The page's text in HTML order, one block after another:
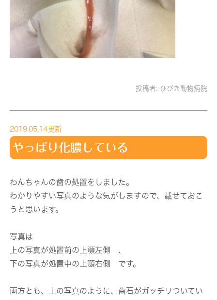
投稿者: ひびき動物病院
2019.05.14更新
やっぱり化膿している
わんちゃんの歯の処置をしました。
わかりやすい写真のような気がしますので、載せておこ
うと思います。
写真は
上の写真が処置前の上顎左側 、
下の写真が処置中の上顎右側 です。
両方とも、上の写真のように、歯石がガッチリついてい